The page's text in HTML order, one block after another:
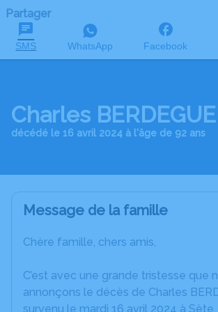
Partager
SMS WhatsApp Facebook
Charles
décédé le 16 avril 2024 à l'âge de 92 ans
Message de la famille
Chère famille, chers amis,
C’est avec une grande tristesse que
annonçons le décès de Charles
survenu le mardi 16 avril 2024 à Sète.